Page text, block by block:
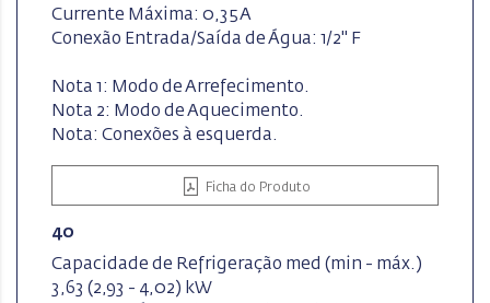
Currente Máxima: 0,35 A
Conexão Entrada/Saída de Água: 1/2" F
Nota 1: Modo de Arrefecimento.
Nota 2: Modo de Aquecimento.
Nota: Conexões à esquerda.
Ficha do Produto
40
Capacidade de Refrigeração med (min - máx.)
3,63 (2,93 - 4,02) kW